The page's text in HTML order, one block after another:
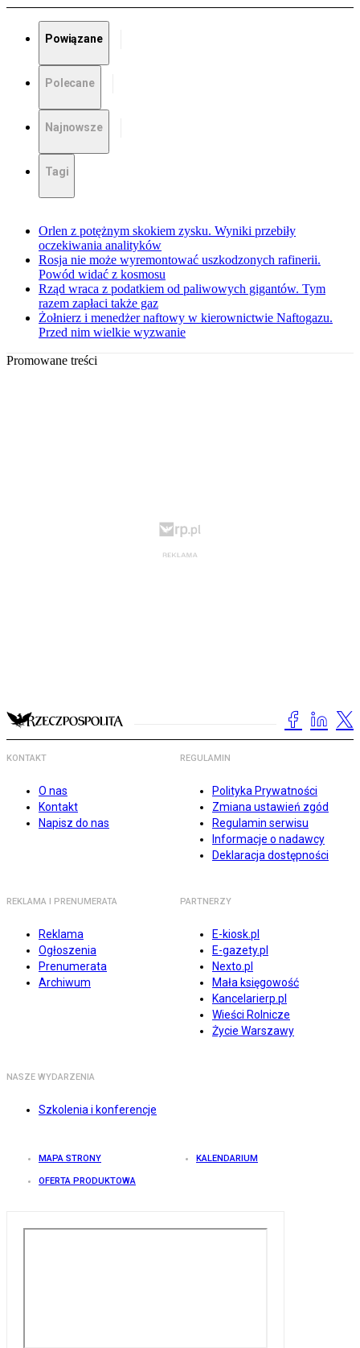
Powiązane
Polecane
Najnowsze
Tagi
Orlen z potężnym skokiem zysku. Wyniki przebiły
oczekiwania analityków
Rosja nie może wyremontować uszkodzonych rafinerii.
Powód widać z kosmosu
Rząd wraca z podatkiem od paliwowych gigantów. Tym
razem zapłaci także gaz
Żołnierz i menedżer naftowy w kierownictwie Naftogazu.
Przed nim wielkie wyzwanie
Promowane treści
KONTAKT
O nas
Kontakt
Napisz do nas
REGULAMIN
Polityka Prywatności
Zmiana ustawień zgód
Regulamin serwisu
Informacje o nadawcy
Deklaracja dostępności
REKLAMA I PRENUMERATA
Reklama
Ogłoszenia
Prenumerata
Archiwum
PARTNERZY
E-kiosk.pl
E-gazety.pl
Nexto.pl
Mała księgowość
Kancelarierp.pl
Wieści Rolnicze
Życie Warszawy
NASZE WYDARZENIA
Szkolenia i konferencje
MAPA STRONY KALENDARIUM
OFERTA PRODUKTOWA